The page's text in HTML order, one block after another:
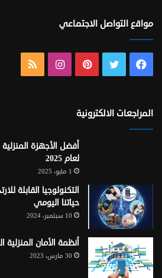
مواقع التواصل الاجتماعي
فيسبوك تويتر بينتيريستانستقرام
المراجعات الالكترونية
أفضل الأجهزة
لعام 2025
1 مايو، 2025
التكنولوجيا القابلة
حياتنا اليومي
10 سبتمبر، 2024
أنظمة الأمان المنزلية
30 مارس، 2023